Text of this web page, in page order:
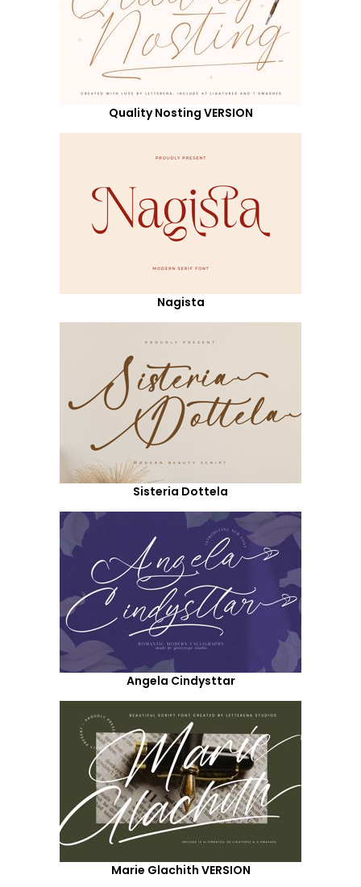
Quality Nosting VERSION
Nagista
Sisteria Dottela
Angela Cindysttar
Marie Glachith VERSION